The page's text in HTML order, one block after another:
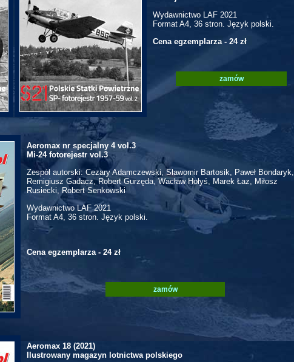
Wydawnictwo LAF 2021
Format A4, 36 stron. Język polski.
Cena egzemplarza - 24 zł
zamów
Aeromax nr specjalny 4 vol.3
Mi-24 fotorejestr vol.3
Zespół autorski: Cezary Adamczewski, Sławomir Bartosik, Paweł Bondaryk,
Remigiusz Gadacz, Robert Gurzęda, Wacław Hołyś, Marek Łaz, Miłosz
Rusiecki, Robert Senkowski
Wydawnictwo LAF 2021
Format A4, 36 stron. Język polski.
Cena egzemplarza - 24 zł
zamów
Aeromax 18 (2021)
Ilustrowany magazyn lotnictwa polskiego